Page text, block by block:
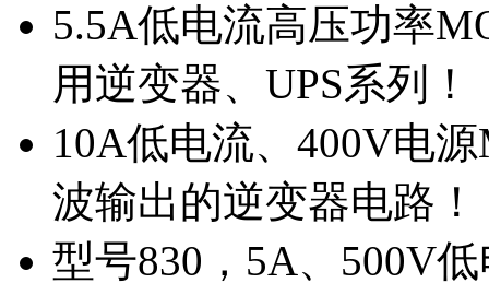
5.5A低电流高压功率
用逆变器、UPS系列！
10A低电流、400V电
波输出的逆变器电路！
型号830，5A、500V